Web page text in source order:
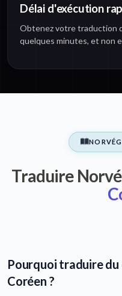
Délai d'exécution
Obtenez votre traduction
quelques minutes, et non
Traduire
Pourquoi traduire
Coréen ?